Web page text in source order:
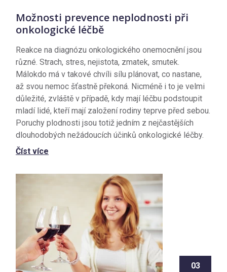
Možnosti prevence neplodnosti při
onkologické léčbě
Reakce na diagnózu onkologického onemocnění jsou
různé. Strach, stres, nejistota, zmatek, smutek.
Málokdo má v takové chvíli sílu plánovat, co nastane,
až svou nemoc šťastně překoná. Nicméně i to je velmi
důležité, zvláště v případě, kdy mají léčbu podstoupit
mladí lidé, kteří mají založení rodiny teprve před sebou.
Poruchy plodnosti jsou totiž jedním z nejčastějších
dlouhodobých nežádoucích účinků onkologické léčby.
Číst více
03